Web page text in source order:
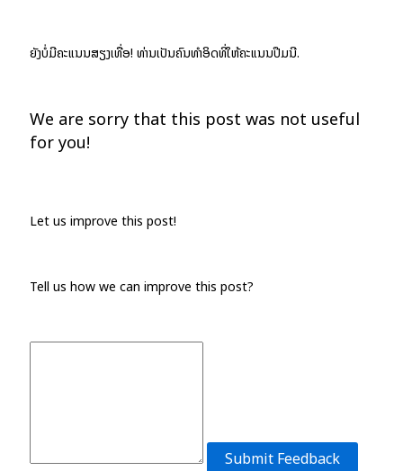
ຍັງບໍ່ມີຄະແນນສຽງເທື່ອ! ທ່ານເປັນຄົນທຳອິດທີ່ໃຫ້ຄະແນນປື້ມນີ້.
We are sorry that this post was not useful
for you!
Let us improve this post!
Tell us how we can improve this post?
Submit Feedback